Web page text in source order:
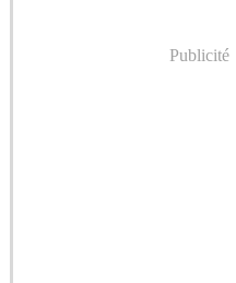
Publicité